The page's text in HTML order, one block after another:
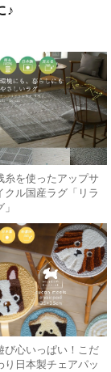
♪
糸を使ったアップサ
クル国産ラグ「リラ
」
び心いっぱい！こだ
り日本製チェアパッ